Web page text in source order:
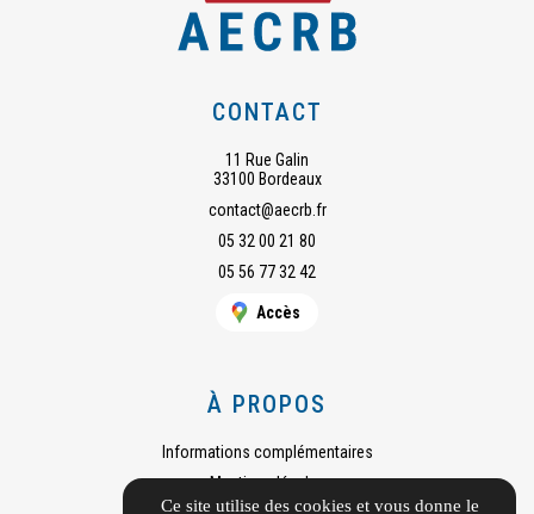
CONTACT
11 Rue Galin
33100 Bordeaux
contact@aecrb.fr
05 32 00 21 80
05 56 77 32 42
Accès
À PROPOS
Informations complémentaires
Mentions légales
Ce site utilise des cookies et vous donne le